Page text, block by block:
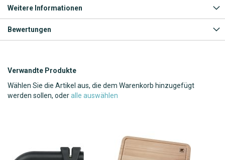
Weitere Informationen
Bewertungen
Verwandte Produkte
Wählen Sie die Artikel aus, die dem Warenkorb hinzugefügt
werden sollen, oderalle auswählen